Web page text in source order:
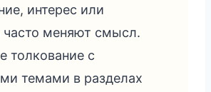
интерес или
часто меняют смысл.
толкование с
темами в разделах